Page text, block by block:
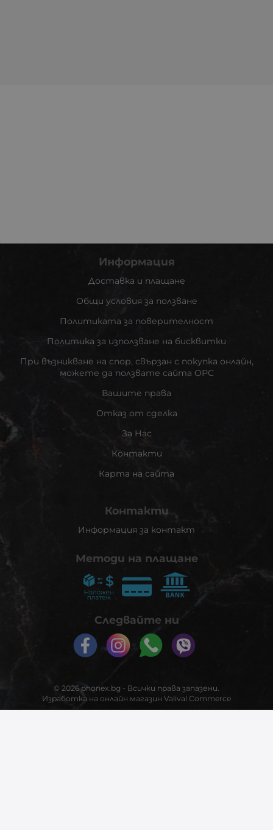
Информация
Доставка и плащане
Общи условия за ползване
Политиката за поверителност
Политика за използване на бисквитки
При възникване на спор, свързан с покупка онлайн,
можете да ползвате сайта ОРС
Вашите права
Отказ от сделка
За Нас
Контакти
Карта на сайта
Контакти
Информация за контакт
Методи на плащане
Следвайте ни
© 2026 phonex.bg - Всички права запазени.
Изработка на онлайн магазин Valival Commerce